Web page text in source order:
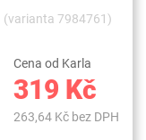
(varianta 7984761)
Cena od Karla
319 Kč
263,64 Kč bez DPH